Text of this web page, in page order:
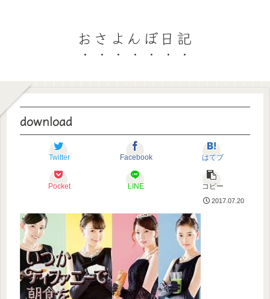
おさよんぼ日記
download
Twitter Facebook はてブ
Pocket LINE コピー
2017.07.20